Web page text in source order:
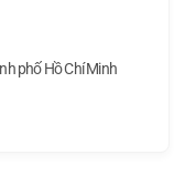
phố Hồ Chí Minh